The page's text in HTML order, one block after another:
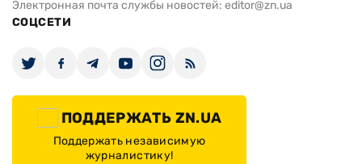
Электронная почта службы новостей: editor@zn.ua
СОЦСЕТИ
ПОДДЕРЖАТЬ ZN.UA
Поддержать независимую
журналистику!